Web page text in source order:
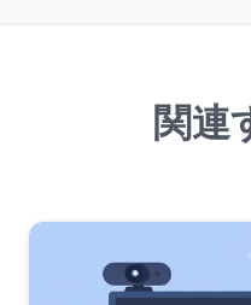
関連